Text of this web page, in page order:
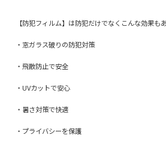
【防犯フィルム】は防犯だけでなくこんな効果も
・窓ガラス破りの防犯対策
・飛散防止で安全
・UVカットで安心
・暑さ対策で快適
・プライバシーを保護